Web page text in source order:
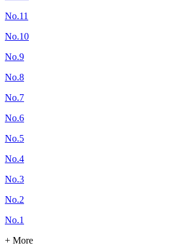
No.11
No.10
No.9
No.8
No.7
No.6
No.5
No.4
No.3
No.2
No.1
+ More